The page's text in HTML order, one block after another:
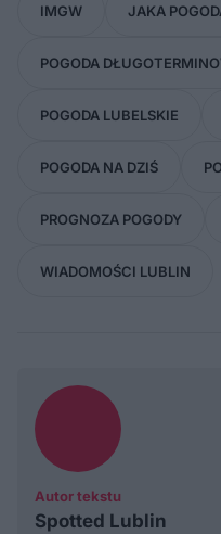
IMGW JAKA
POGODA
POGODA LUBELSKIE
POGODA NA DZIŚ
PROGNOZA POGODY
WIADOMOŚCI LUBLIN
Autor tekstu
Spotted Lublin